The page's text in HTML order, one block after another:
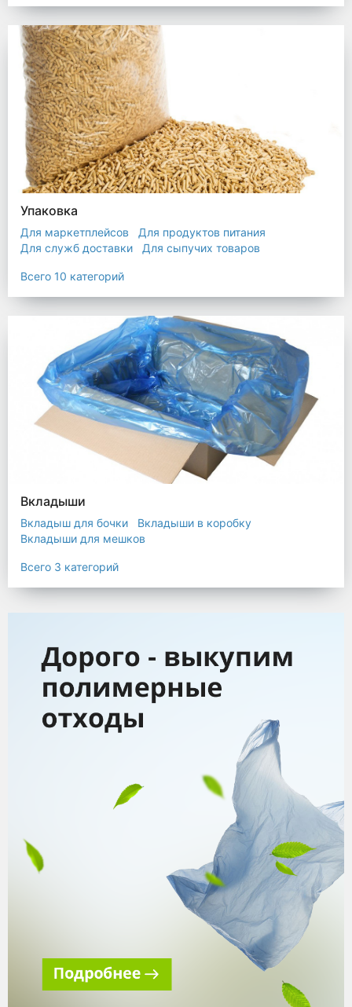
Упаковка
Для маркетплейсов
Для продуктов питания
Для служб доставки
Для сыпучих товаров
Промышленная упаковка
Прочая полиэтиленовая упаковка
Всего 10 категорий
Вкладыши
Вкладыш для бочки
Вкладыши в коробку
Вкладыши для мешков
Всего 3 категорий